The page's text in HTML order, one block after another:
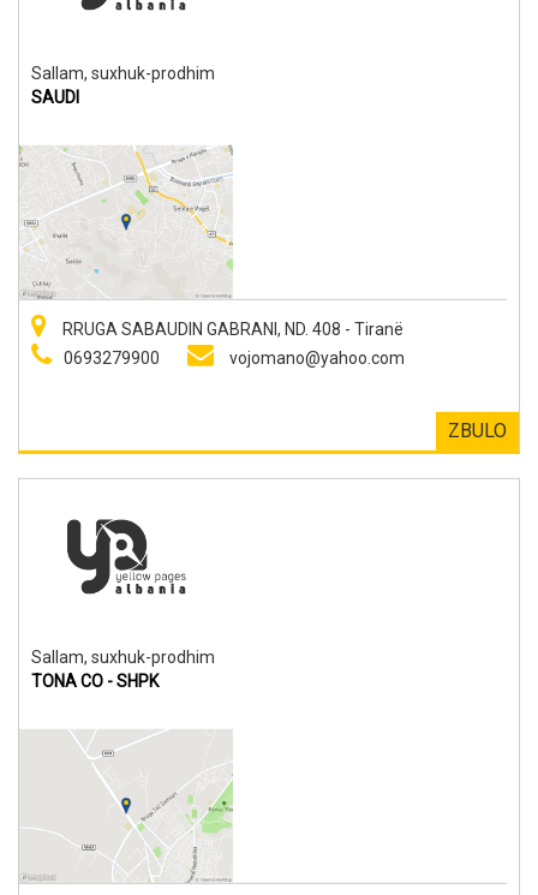
Sallam, suxhuk-prodhim
SAUDI
RRUGA SABAUDIN GABRANI, ND. 408 - Tiranë
0693279900
vojomano@yahoo.com
ZBULO
Sallam, suxhuk-prodhim
TONA CO - SHPK